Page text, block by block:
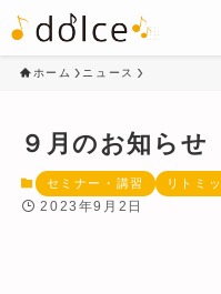
ホーム ニュース
９月のお知らせ
セミナー・講習 リトミ
2023年9月2日